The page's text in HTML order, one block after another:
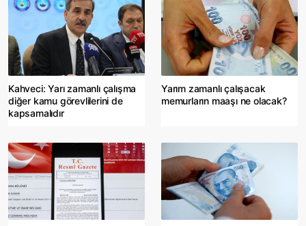
Kahveci: Yarı zamanlı çalışma
diğer kamu görevlilerini de
kapsamalıdır
Yarım zamanlı çalışacak
memurların maaşı ne olacak?